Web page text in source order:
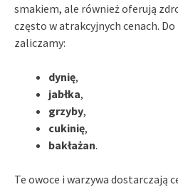
smakiem, ale również oferują
często w atrakcyjnych cenach.
zaliczamy:
dynię,
jabłka,
grzyby,
cukinię,
bakłażan.
Te owoce i warzywa dostarczają